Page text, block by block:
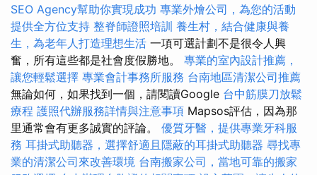
SEO Agency幫助你實現成功 專業外燴公司，為您的活動
提供全方位支持 整脊師證照培訓 養生村，結合健康與養
生，為老年人打造理想生活 一項可選計劃不是很令人興
奮，所有這些都是社會度假勝地。 專業的室內設計推薦，
讓您輕鬆選擇 專業會計事務所服務 台南地區清潔公司推薦
無論如何，如果找到一個，請閱讀Google 台中筋膜刀放鬆
療程 護照代辦服務詳情與注意事項 Mapsos評估，因為那
里通常會有更多誠實的評論。 優質牙醫，提供專業牙科服
務 耳掛式助聽器，選擇舒適且隱蔽的耳掛式助聽器 尋找專
業的清潔公司來改善環境 台南搬家公司，當地可靠的搬家